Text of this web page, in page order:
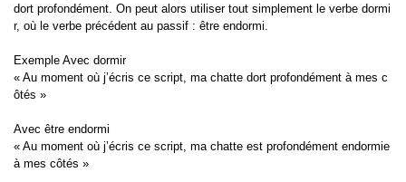
dort profondément. On peut alors utiliser tout simplement le verbe dormi
r, où le verbe précédent au passif : être endormi.
Exemple Avec dormir
« Au moment où j’écris ce script, ma chatte dort profondément à mes c
ôtés »
Avec être endormi
« Au moment où j’écris ce script, ma chatte est profondément endormie
à mes côtés »